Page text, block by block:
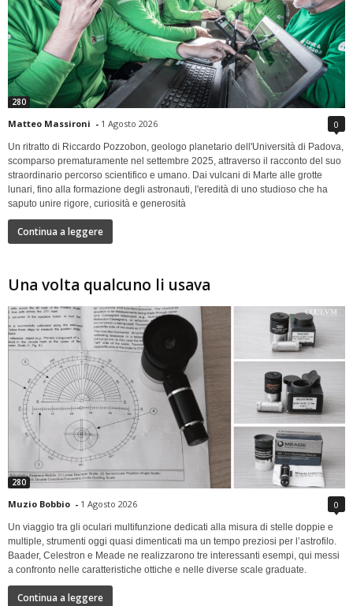
280
Matteo Massironi - 1 Agosto 2026 0
Un ritratto di Riccardo Pozzobon, geologo planetario dell'Università di Padova,
scomparso prematuramente nel settembre 2025, attraverso il racconto del suo
straordinario percorso scientifico e umano. Dai vulcani di Marte alle grotte
lunari, fino alla formazione degli astronauti, l'eredità di uno studioso che ha
saputo unire rigore, curiosità e generosità
Continua a leggere
Una volta qualcuno li usava
280
Muzio Bobbio - 1 Agosto 2026 0
Un viaggio tra gli oculari multifunzione dedicati alla misura di stelle doppie e
multiple, strumenti oggi quasi dimenticati ma un tempo preziosi per l’astrofilo.
Baader, Celestron e Meade ne realizzarono tre interessanti esempi, qui messi
a confronto nelle caratteristiche ottiche e nelle diverse scale graduate.
Continua a leggere